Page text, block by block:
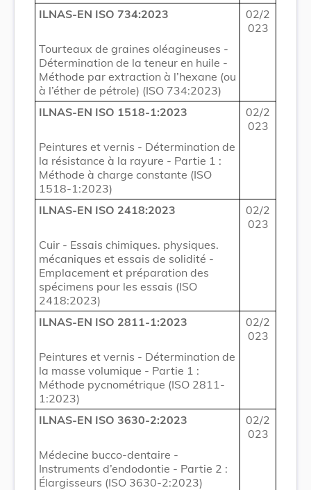
ILNAS-EN ISO 734:2023
02/2
023
Tourteaux de graines oléagineuses -
Détermination de la teneur en huile -
Méthode par extraction à l’hexane (ou
à l’éther de pétrole) (ISO 734:2023)
ILNAS-EN ISO 1518-1:2023
02/2
023
Peintures et vernis - Détermination de
la résistance à la rayure - Partie 1 :
Méthode à charge constante (ISO
1518-1:2023)
ILNAS-EN ISO 2418:2023
02/2
023
Cuir - Essais chimiques. physiques.
mécaniques et essais de solidité -
Emplacement et préparation des
spécimens pour les essais (ISO
2418:2023)
ILNAS-EN ISO 2811-1:2023
02/2
023
Peintures et vernis - Détermination de
la masse volumique - Partie 1 :
Méthode pycnométrique (ISO 2811-
1:2023)
ILNAS-EN ISO 3630-2:2023
02/2
023
Médecine bucco-dentaire -
Instruments d’endodontie - Partie 2 :
Élargisseurs (ISO 3630-2:2023)